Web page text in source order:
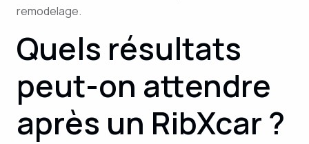
remodelage.
Quels résultats
peut-on attendre
après un RibXcar ?